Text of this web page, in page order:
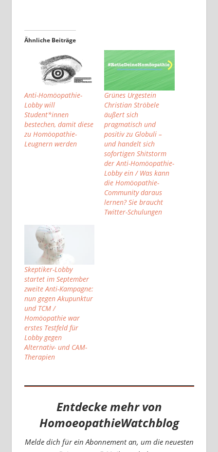
Ähnliche Beiträge
Anti-Homöopathie-
Lobby will
Student*innen
bestechen, damit diese
zu Homöopathie-
Leugnern werden
Grünes Urgestein
Christian Ströbele
äußert sich
pragmatisch und
positiv zu Globuli –
und handelt sich
sofortigen Shitstorm
der Anti-Homöopathie-
Lobby ein / Was kann
die Homöopathie-
Community daraus
lernen? Sie braucht
Twitter-Schulungen
Skeptiker-Lobby
startet im September
zweite Anti-Kampagne:
nun gegen Akupunktur
und TCM /
Homöopathie war
erstes Testfeld für
Lobby gegen
Alternativ- und CAM-
Therapien
Entdecke mehr von
HomoeopathieWatchblog
Melde dich für ein Abonnement an, um die neuesten